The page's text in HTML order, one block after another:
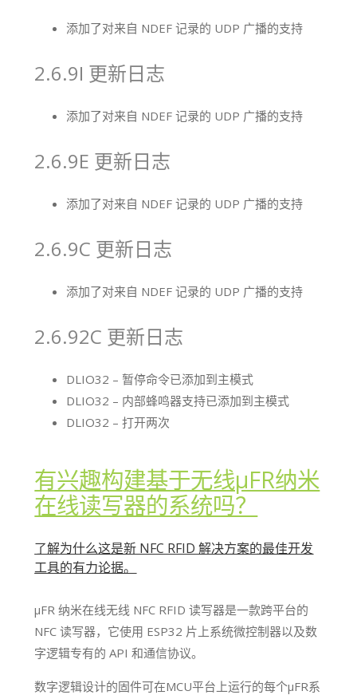
添加了对来自 NDEF 记录的 UDP 广播的支持
2.6.9I 更新日志
添加了对来自 NDEF 记录的 UDP 广播的支持
2.6.9E 更新日志
添加了对来自 NDEF 记录的 UDP 广播的支持
2.6.9C 更新日志
添加了对来自 NDEF 记录的 UDP 广播的支持
2.6.92C 更新日志
DLIO32 – 暂停命令已添加到主模式
DLIO32 – 内部蜂鸣器支持已添加到主模式
DLIO32 – 打开两次
有兴趣构建基于无线μFR纳米
在线读写器的系统吗？
了解为什么这是新 NFC RFID 解决方案的最佳开发
工具的有力论据。
μFR 纳米在线无线 NFC RFID 读写器是一款跨平台的
NFC 读写器，它使用 ESP32 片上系统微控制器以及数
字逻辑专有的 API 和通信协议。
数字逻辑设计的固件可在MCU平台上运行的每个μFR系